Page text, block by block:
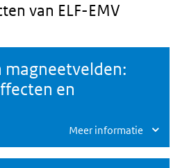
van ELF-EMV
magneetvelden:
en
Meer informatie